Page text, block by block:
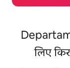
लिए